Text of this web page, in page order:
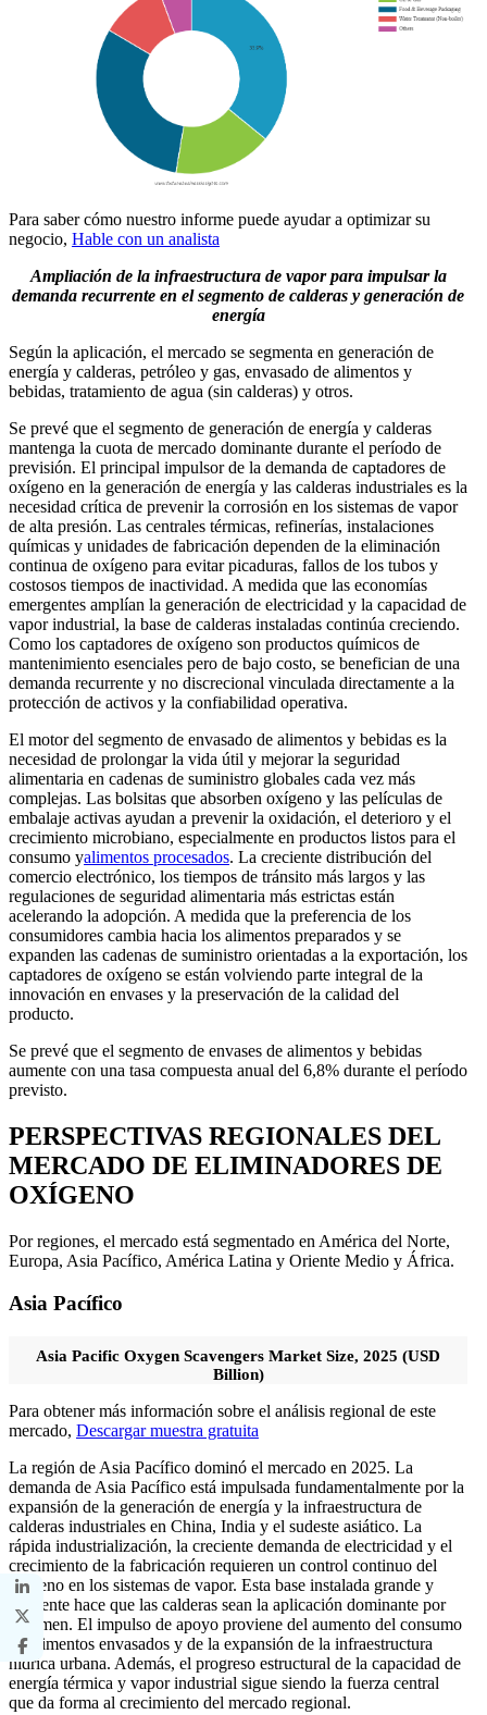
Para saber cómo nuestro informe puede ayudar a optimizar su
negocio, Hable con un analista
Ampliación de la infraestructura de vapor para impulsar la
demanda recurrente en el segmento de calderas y generación de
energía
Según la aplicación, el mercado se segmenta en generación de
energía y calderas, petróleo y gas, envasado de alimentos y
bebidas, tratamiento de agua (sin calderas) y otros.
Se prevé que el segmento de generación de energía y calderas
mantenga la cuota de mercado dominante durante el período de
previsión. El principal impulsor de la demanda de captadores de
oxígeno en la generación de energía y las calderas industriales es la
necesidad crítica de prevenir la corrosión en los sistemas de vapor
de alta presión. Las centrales térmicas, refinerías, instalaciones
químicas y unidades de fabricación dependen de la eliminación
continua de oxígeno para evitar picaduras, fallos de los tubos y
costosos tiempos de inactividad. A medida que las economías
emergentes amplían la generación de electricidad y la capacidad de
vapor industrial, la base de calderas instaladas continúa creciendo.
Como los captadores de oxígeno son productos químicos de
mantenimiento esenciales pero de bajo costo, se benefician de una
demanda recurrente y no discrecional vinculada directamente a la
protección de activos y la confiabilidad operativa.
El motor del segmento de envasado de alimentos y bebidas es la
necesidad de prolongar la vida útil y mejorar la seguridad
alimentaria en cadenas de suministro globales cada vez más
complejas. Las bolsitas que absorben oxígeno y las películas de
embalaje activas ayudan a prevenir la oxidación, el deterioro y el
crecimiento microbiano, especialmente en productos listos para el
consumo yalimentos procesados. La creciente distribución del
comercio electrónico, los tiempos de tránsito más largos y las
regulaciones de seguridad alimentaria más estrictas están
acelerando la adopción. A medida que la preferencia de los
consumidores cambia hacia los alimentos preparados y se
expanden las cadenas de suministro orientadas a la exportación, los
captadores de oxígeno se están volviendo parte integral de la
innovación en envases y la preservación de la calidad del
producto.
Se prevé que el segmento de envases de alimentos y bebidas
aumente con una tasa compuesta anual del 6,8% durante el período
previsto.
PERSPECTIVAS REGIONALES DEL
MERCADO DE ELIMINADORES DE
OXÍGENO
Por regiones, el mercado está segmentado en América del Norte,
Europa, Asia Pacífico, América Latina y Oriente Medio y África.
Asia Pacífico
Asia Pacific Oxygen Scavengers Market Size, 2025 (USD
Billion)
Para obtener más información sobre el análisis regional de este
mercado, Descargar muestra gratuita
La región de Asia Pacífico dominó el mercado en 2025. La
demanda de Asia Pacífico está impulsada fundamentalmente por la
expansión de la generación de energía y la infraestructura de
calderas industriales en China, India y el sudeste asiático. La
rápida industrialización, la creciente demanda de electricidad y el
crecimiento de la fabricación requieren un control continuo del
oxígeno en los sistemas de vapor. Esta base instalada grande y
creciente hace que las calderas sean la aplicación dominante por
volumen. El impulso de apoyo proviene del aumento del consumo
de alimentos envasados ​​y de la expansión de la infraestructura
hídrica urbana. Además, el progreso estructural de la capacidad de
energía térmica y vapor industrial sigue siendo la fuerza central
que da forma al crecimiento del mercado regional.